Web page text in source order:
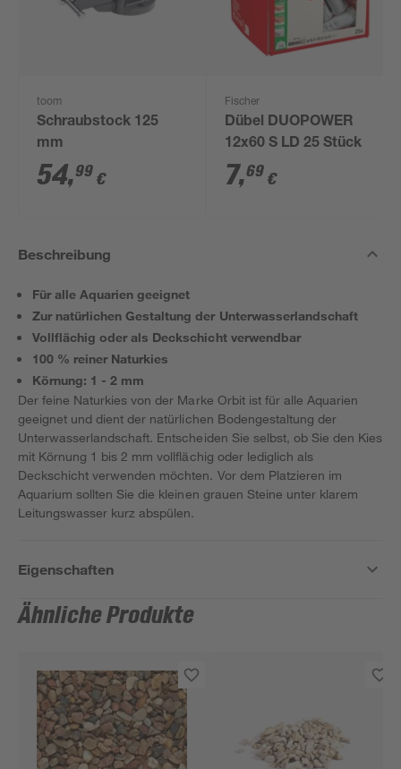
toom
Schraubstock 125
mm
54,99 €
Fischer
Dübel DUOPOWER
12x60 S LD 25 Stück
7,69 €
Beschreibung
Für alle Aquarien geeignet
Zur natürlichen Gestaltung der Unterwasserlandschaft
Vollflächig oder als Deckschicht verwendbar
100 % reiner Naturkies
Körnung: 1 - 2 mm
Der feine Naturkies von der Marke Orbit ist für alle Aquarien
geeignet und dient der natürlichen Bodengestaltung der
Unterwasserlandschaft. Entscheiden Sie selbst, ob Sie den Kies
mit Körnung 1 bis 2 mm vollflächig oder lediglich als
Deckschicht verwenden möchten. Vor dem Platzieren im
Aquarium sollten Sie die kleinen grauen Steine unter klarem
Leitungswasser kurz abspülen.
Eigenschaften
Ähnliche Produkte